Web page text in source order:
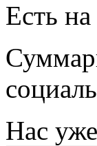
Есть
Нас уже